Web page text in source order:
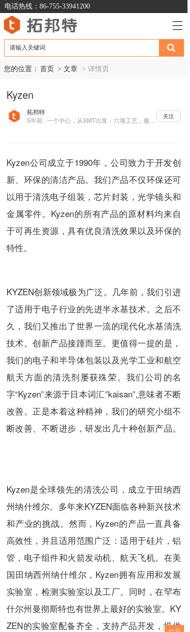
T
g
o
n
电话热线：86-755-33941200
您的位置： 首页 > 详情页
Kyzen
拓邦特
关注
Kyzen公司成立于1990年，公司致力于开发创
新、环保的清洁产品。我们产品不仅环保还可
以用于清洗电子组装，芯片封装，光学镜头和
金属零件。Kyzen的所有产品的原材料均来自
于可再生资源，具有优良清洗效果以及环保的
特性。
KYZEN创新领域极为广泛。几年前，我们引进
了适用于电子行业的先进半水基技术。之后不
久，我们又推出了世界一流的现代化水基清洗
技术。创新产品接踵而至。更值得一提的是，
我们的电子和半导体包装以及光学工业和航空
航天方面的清洗剂屡获殊荣。我们公司的名
字“Kyzen”来源于日本词汇”kaisan”,意味者不断
改善。正是本着这种精神，我们的研究小组不
断改善、不断进步，研发出几十种创新产品。
Kyzen是全球领先的清洗公司，成立于田纳西
州纳什维尔。多年来KYZEN面临各种新兴技术
和产业的挑战。然而，Kyzen的产品一直具备
高效性，并且适用范围广泛：适用于硅片，铝
管，电子组件和火箭发动机、航天飞机。在美
国田纳西州纳什维尔，Kyzen拥有应用和发展
实验室，检测实验室以及工厂。同时，在罕布
什尔州曼彻斯特也有世界上最好的实验室。KY
ZEN的实验室配备齐全，支持产品开发，提供